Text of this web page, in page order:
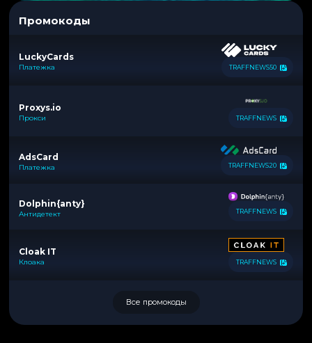
Промокоды
LuckyCards
Платежка TRAFFNEWS50
Proxys.io
Прокси TRAFFNEWS
AdsCard
Платежка TRAFFNEWS20
Dolphin{anty}
Антидетект TRAFFNEWS
Cloak IT
Клоака TRAFFNEWS
Все промокоды